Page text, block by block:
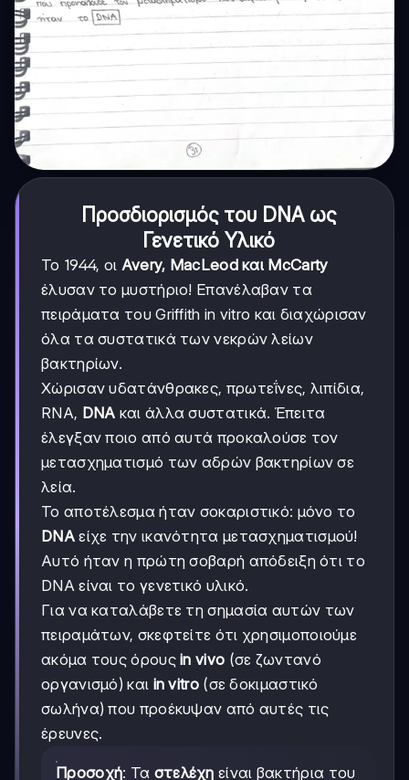
Προσδιορισμός του DNA ως
Γενετικό Υλικό
Το 1944, οι Avery, MacLeod και McCarty
έλυσαν το μυστήριο! Επανέλαβαν τα
πειράματα του Griffith in vitro και διαχώρισαν
όλα τα συστατικά των νεκρών λείων
βακτηρίων.
Χώρισαν υδατάνθρακες, πρωτεΐνες, λιπίδια,
RNA, DNA και άλλα συστατικά. Έπειτα
έλεγξαν ποιο από αυτά προκαλούσε τον
μετασχηματισμό των αδρών βακτηρίων σε
λεία.
Το αποτέλεσμα ήταν σοκαριστικό: μόνο το
DNAείχε την ικανότητα μετασχηματισμού!
Αυτό ήταν η πρώτη σοβαρή απόδειξη ότι το
DNA είναι το γενετικό υλικό.
Για να καταλάβετε τη σημασία αυτών των
πειραμάτων, σκεφτείτε ότι χρησιμοποιούμε
ακόμα τους όρουςin vivo (σε ζωντανό
οργανισμό) και in vitro(σε δοκιμαστικό
σωλήνα) που προέκυψαν από αυτές τις
έρευνες.
Προσοχή: Τα στελέχη είναι βακτήρια του